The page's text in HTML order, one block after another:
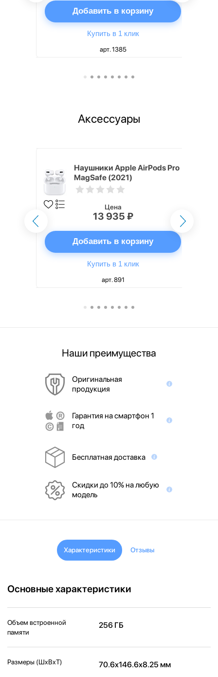
Добавить в корзину
Купить в 1 клик
арт. 1385
Аксессуары
Наушники Apple AirPods Pro
MagSafe (2021)
Цена
13 935 ₽
Добавить в корзину
Купить в 1 клик
арт. 891
Наши преимущества
Оригинальная
продукция
Гарантия на смартфон 1
год
Бесплатная доставка
Скидки до 10% на любую
модель
Характеристики Отзывы
Основные характеристики
Объем встроенной
памяти
256 ГБ
Размеры (ШxВxТ) 70.6x146.6x8.25 мм